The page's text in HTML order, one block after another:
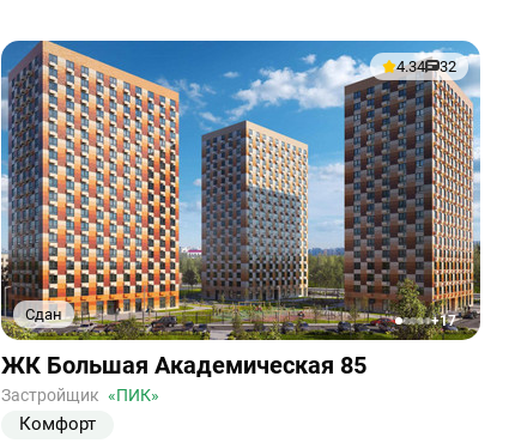
Сдан
4.34 32
12345+17
Ссылка
на
объект
ЖК Большая Академическая 85
Застройщик «ПИК»
Комфорт